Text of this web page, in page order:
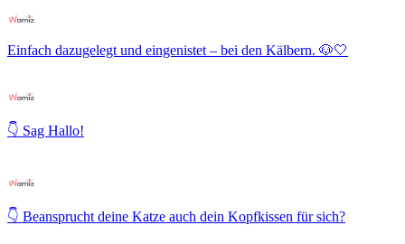
Einfach dazugelegt und eingenistet – bei den Kälbern. 🐶🤍
👇 Sag Hallo!
👇 Beansprucht deine Katze auch dein Kopfkissen für sich?